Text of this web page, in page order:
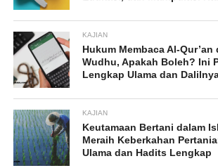
KAJIAN
Hukum Membaca Al-Qur’an
Wudhu, Apakah Boleh? Ini
Lengkap Ulama dan
KAJIAN
Keutamaan Bertani dalam
Meraih Keberkahan
Ulama dan Hadits Lengkap